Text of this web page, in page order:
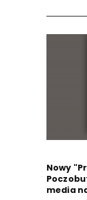
Nowy
media